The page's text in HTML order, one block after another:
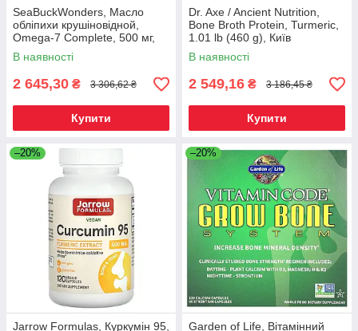
SeaBuckWonders, Масло
обліпихи крушіновідной,
Omega-7 Complete, 500 мг,
120 м'яких капсул, Київ
В наявності
2 645,30 ₴ 3 306,62 ₴
Купити
Dr. Axe / Ancient Nutrition,
Bone Broth Protein, Turmeric,
1.01 lb (460 g), Київ
В наявності
2 549,16 ₴ 3 186,45 ₴
Купити
–20%
Jarrow Formulas, Куркумін 95,
–20%
Garden of Life, Вітамінний